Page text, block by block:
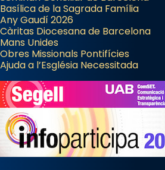
duració aproximada de tres
processó (recuperada el
del temple amb les relíquies
Des de 1985 hi participa
diablesses amb música i
gran a Mataró.
«Si vols saber què és calor,
Santes a Mataró»🥵.
Photo
View on Facebook · Share
Basílica de la Sagrada Família
Any Gaudí 2026
Càritas Diocesana de Barcelona
Mans Unides
Obres Missionals Pontifícies
Ajuda a l’Església Necessitada